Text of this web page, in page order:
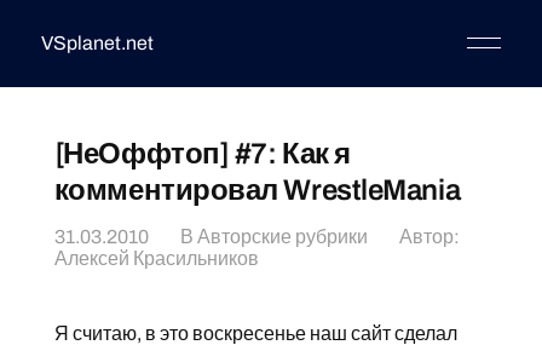
VSplanet.net
[НеОффтоп] #7: Как я
комментировал WrestleMania
31.03.2010 В Авторские рубрики
Автор:
Алексей Красильников
Я считаю, в это воскресенье наш сайт сделал